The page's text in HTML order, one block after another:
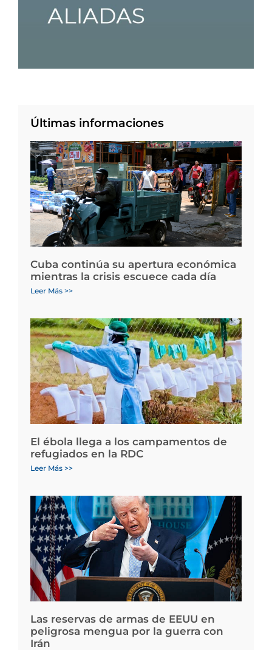
Últimas informaciones
Cuba continúa su apertura económica
mientras la crisis escuece cada día
Leer Más >>
El ébola llega a los campamentos de
refugiados en la RDC
Leer Más >>
Las reservas de armas de EEUU en
peligrosa mengua por la guerra con
Irán